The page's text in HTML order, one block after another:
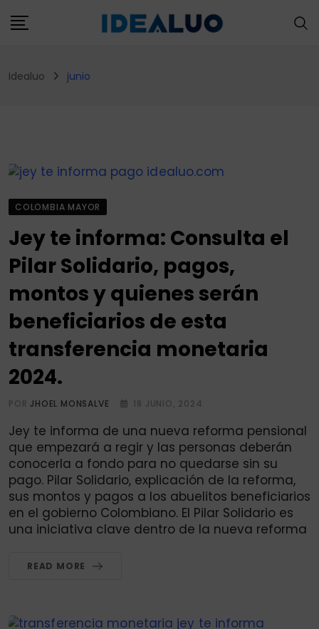
to
Idealuo junio
COLOMBIA MAYOR
Jey te informa: Consulta el
Pilar Solidario, pagos,
montos y quienes serán
beneficiarios de esta
transferencia monetaria
2024.
PORJHOEL MONSALVE 18 JUNIO, 2024
Jey te informa de una nueva reforma pensional
que empezará a regir y las personas deberán
conocerla a fondo para no quedarse sin su
pago. Pilar Solidario, explicación de la reforma,
sus montos y pagos a los abuelitos beneficiarios
en el gobierno Colombiano. El Pilar Solidario es
una iniciativa clave dentro de la nueva reforma
READ MORE